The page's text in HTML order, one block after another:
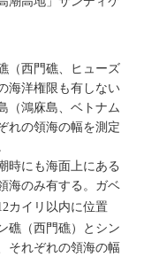
（西門礁、ヒューズ
海洋権限も有しない
（鴻庥島、ベトナム
れの領海の幅を測定
時にも海面上にある
海のみ有する。ガベ
カイリ以内に位置
礁（西門礁）とシン
それぞれの領海の幅